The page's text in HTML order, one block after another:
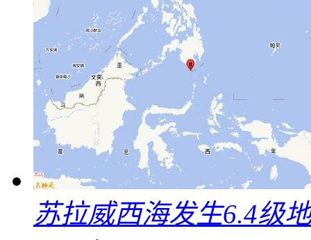
苏拉威西海发生6.4级